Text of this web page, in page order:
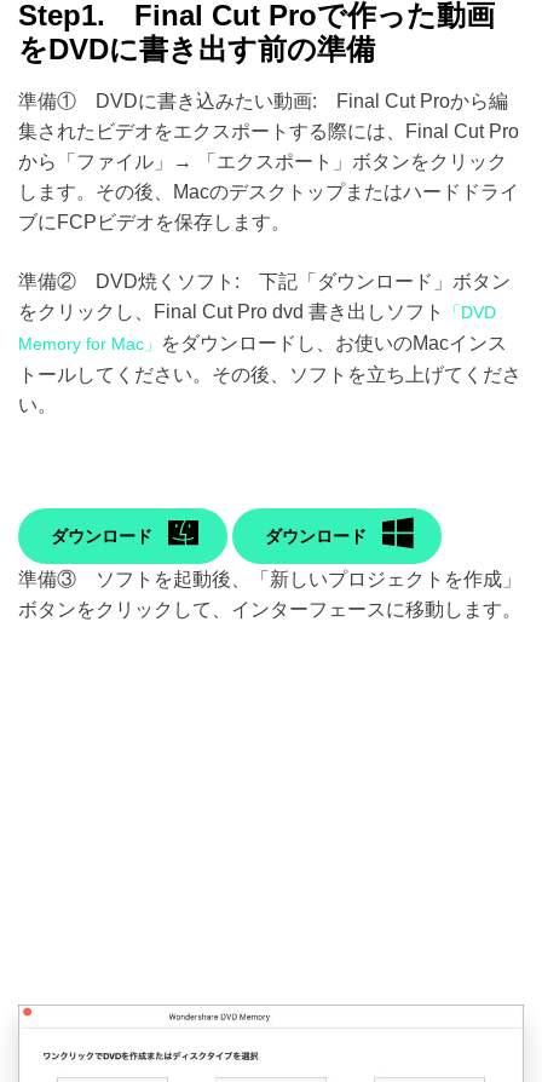
Step1. Final Cut Proで作った動画
をDVDに書き出す前の準備
準備① DVDに書き込みたい動画: Final Cut Proから編
集されたビデオをエクスポートする際には、Final Cut Pro
から「ファイル」→ 「エクスポート」ボタンをクリック
します。その後、Macのデスクトップまたはハードドライ
ブにFCPビデオを保存します。
準備② DVD焼くソフト: 下記「ダウンロード」ボタン
をクリックし、Final Cut Pro dvd 書き出しソフト
「DVD
Memory for Mac」
をダウンロードし、お使いのMacインス
トールしてください。その後、ソフトを立ち上げてくださ
い。
ダウンロード ダウンロード
準備③ ソフトを起動後、「新しいプロジェクトを作成」
ボタンをクリックして、インターフェースに移動します。